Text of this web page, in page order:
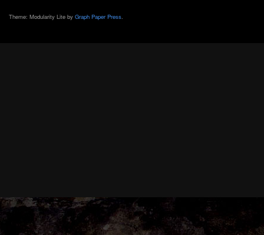
Theme: Modularity Lite by Graph Paper Press.